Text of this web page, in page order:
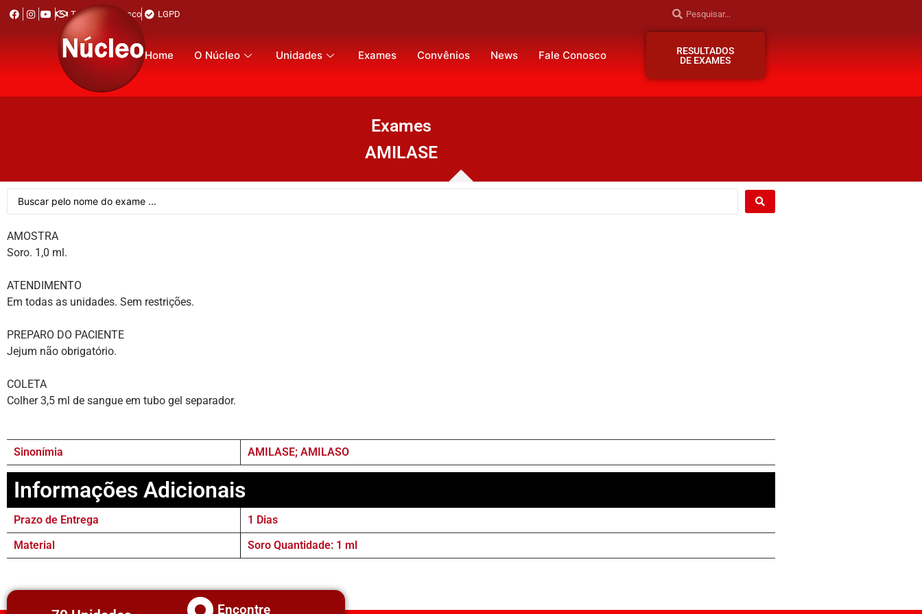
Trabalhe Conosco LGPD
Home O Núcleo Unidades Exames Convênios News Fale Conosco
RESULTADOS
DE EXAMES
Exames
AMILASE
AMOSTRA
Soro. 1,0 ml.
ATENDIMENTO
Em todas as unidades. Sem restrições.
PREPARO DO PACIENTE
Jejum não obrigatório.
COLETA
Colher 3,5 ml de sangue em tubo gel separador.
Sinonímia AMILASE; AMILASO
Informações Adicionais
Prazo de Entrega
1 Dias
Material
Soro Quantidade: 1 ml
Encontre